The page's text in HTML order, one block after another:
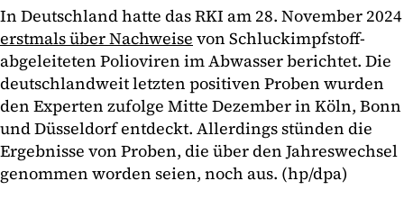
In Deutschland hatte das RKI am 28. November 2024
erstmals über Nachweise von Schluckimpfstoff-
abgeleiteten Polioviren im Abwasser berichtet. Die
deutschlandweit letzten positiven Proben wurden
den Experten zufolge Mitte Dezember in Köln, Bonn
und Düsseldorf entdeckt. Allerdings stünden die
Ergebnisse von Proben, die über den Jahreswechsel
genommen worden seien, noch aus. (hp/dpa)